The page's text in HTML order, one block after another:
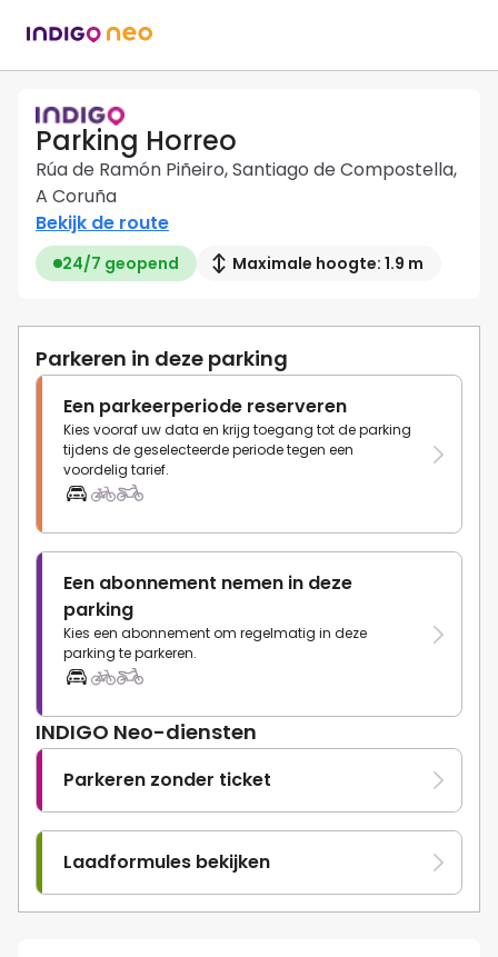
Parking Horreo
Rúa de Ramón Piñeiro, Santiago de Compostella,
A Coruña
Bekijk de route
24/7 geopend Maximale hoogte: 1.9 m
Parkeren in deze parking
Een parkeerperiode reserveren
Kies vooraf uw data en krijg toegang tot de parking
tijdens de geselecteerde periode tegen een
voordelig tarief.
Een abonnement nemen in deze
parking
Kies een abonnement om regelmatig in deze
parking te parkeren.
INDIGO Neo-diensten
Parkeren zonder ticket
Laadformules bekijken